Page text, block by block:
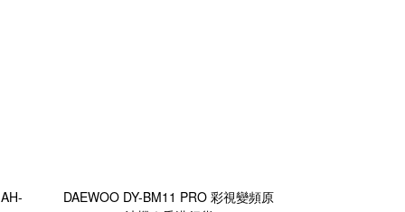
DAEWOO DY-BM11 PRO 彩視變頻原